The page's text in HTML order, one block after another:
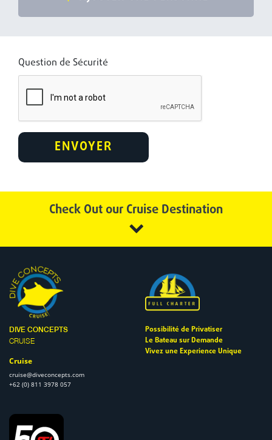
Question de Sécurité
ENVOYER
Check Out our Cruise Destination
DIVE CONCEPTS
CRUISE
Cruise
cruise@diveconcepts.com
+62 (0) 811 3978 057
Possibilitéde Privatiser
Le Bateau sur Demande
Vivez une Experience Unique